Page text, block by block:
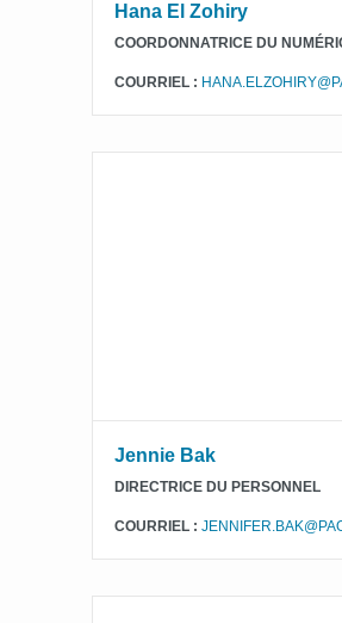
Hana El Zohiry
COORDONNATRICE DU
COURRIEL :
Jennie Bak
DIRECTRICE DU PERSONNEL
COURRIEL :